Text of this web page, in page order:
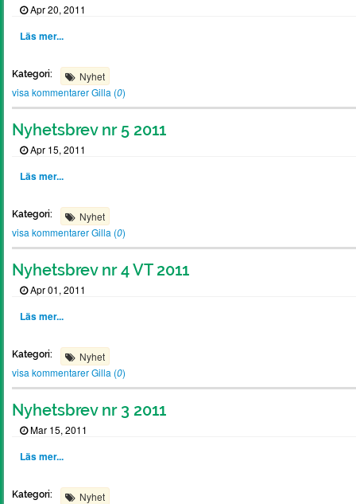
Apr 20, 2011
Läs mer...
Kategori:
Nyhet
visa kommentarerGilla (0)
Nyhetsbrev nr 5 2011
Apr 15, 2011
Läs mer...
Kategori:
Nyhet
visa kommentarerGilla (0)
Nyhetsbrev nr 4 VT 2011
Apr 01, 2011
Läs mer...
Kategori:
Nyhet
visa kommentarerGilla (0)
Nyhetsbrev nr 3 2011
Mar 15, 2011
Läs mer...
Kategori:
Nyhet